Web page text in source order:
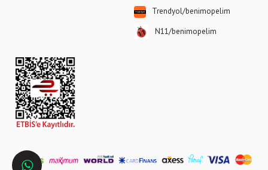
Trendyol/benimopelim
N11/benimopelim